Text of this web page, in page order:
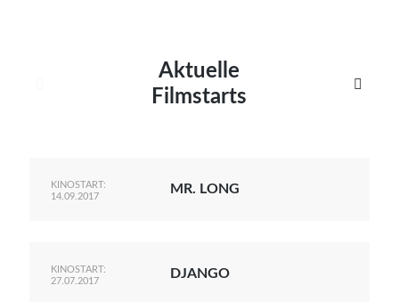
Aktuelle
Filmstarts

KINOSTART:
14.09.2017
MR. LONG
KINOSTART:
27.07.2017
DJANGO